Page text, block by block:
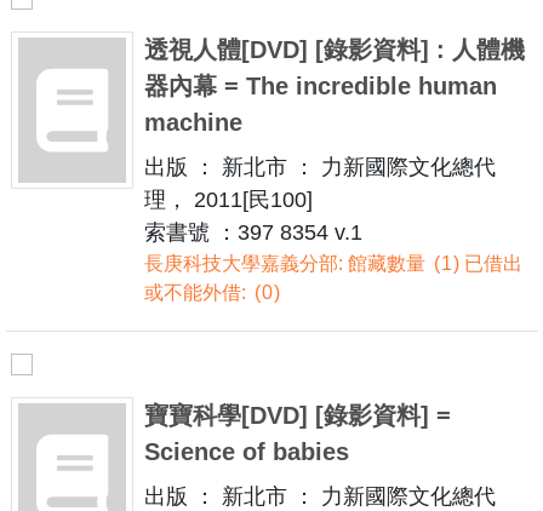
透視人體[DVD] [錄影資料] : 人體機
器內幕 = The incredible human
machine
出版 ： 新北市 ： 力新國際文化總代
理， 2011[民100]
索書號 ：397 8354 v.1
長庚科技大學嘉義分部: 館藏數量 1 已借出
或不能外借:
0
寶寶科學[DVD] [錄影資料] =
Science of babies
出版 ： 新北市 ： 力新國際文化總代